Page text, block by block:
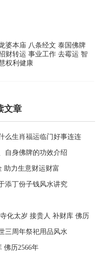
婆本庙 八条经文 泰国佛牌
财转运 事业工作 去霉运 智
权利健康
文章
么生肖福运临门好事连连
自身佛牌的功效介绍
助力生意财运财富
添丁份子钱风水讲究
化太岁 接贵人 补财库 佛历
三周年祭祀用品风水
佛历2566年